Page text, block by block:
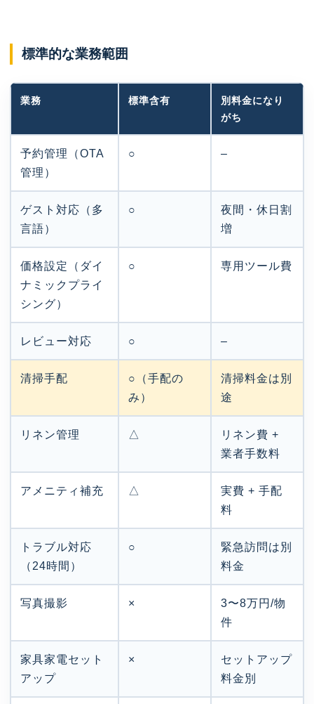
標準的な業務範囲
業務 標準含有
別料金になり
がち
予約管理（OTA
管理）
○ –
ゲスト対応（多
言語）
○
夜間・休日割
増
価格設定（ダイ
ナミックプライ
シング）
○ 専用ツール費
レビュー対応 ○ –
清掃手配
○（手配の
み）
清掃料金は別
途
リネン管理 △
リネン費 +
業者手数料
アメニティ補充 △
実費 + 手配
料
トラブル対応
（24時間）
○
緊急訪問は別
料金
写真撮影 ×
3〜8万円/物
件
家具家電セット
アップ
×
セットアップ
料金別